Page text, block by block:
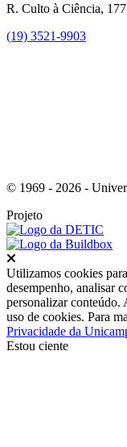
R. Culto à Ciência,
(19) 3521-9903
© 1969 - 2026 -
Projeto
Utilizamos cookies
desempenho, analisar
personalizar conteúdo.
uso de cookies. Para
Privacidade da
Estou ciente